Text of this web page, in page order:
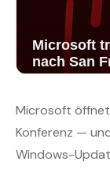
Microsoft öffnet
Konferenz —
Windows-